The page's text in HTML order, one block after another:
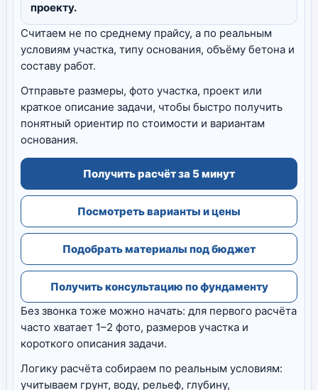
проекту.
Считаем не по среднему прайсу, а по реальным
условиям участка, типу основания, объёму бетона и
составу работ.
Отправьте размеры, фото участка, проект или
краткое описание задачи, чтобы быстро получить
понятный ориентир по стоимости и вариантам
основания.
Получить расчёт за 5 минут
Посмотреть варианты и цены
Подобрать материалы под бюджет
Получить консультацию по фундаменту
Без звонка тоже можно начать: для первого расчёта
часто хватает 1–2 фото, размеров участка и
короткого описания задачи.
Логику расчёта собираем по реальным условиям:
учитываем грунт, воду, рельеф, глубину,